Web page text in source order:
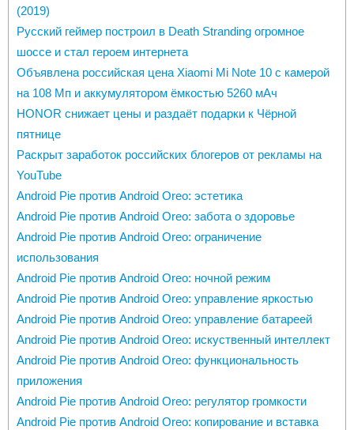
(2019)
Русский геймер построил в Death Stranding огромное
шоссе и стал героем интернета
Объявлена российская цена Xiaomi Mi Note 10 с камерой
на 108 Мп и аккумулятором ёмкостью 5260 мАч
HONOR снижает цены и раздаёт подарки к Чёрной
пятнице
Раскрыт заработок российских блогеров от рекламы на
YouTube
Android Pie против Android Oreo: эстетика
Android Pie против Android Oreo: забота о здоровье
Android Pie против Android Oreo: ограничение
использования
Android Pie против Android Oreo: ночной режим
Android Pie против Android Oreo: управление яркостью
Android Pie против Android Oreo: управление батареей
Android Pie против Android Oreo: искуственный интеллект
Android Pie против Android Oreo: функциональность
приложения
Android Pie против Android Oreo: регулятор громкости
Android Pie против Android Oreo: копирование и вставка